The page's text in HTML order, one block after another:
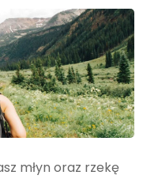
młyn oraz rzekę